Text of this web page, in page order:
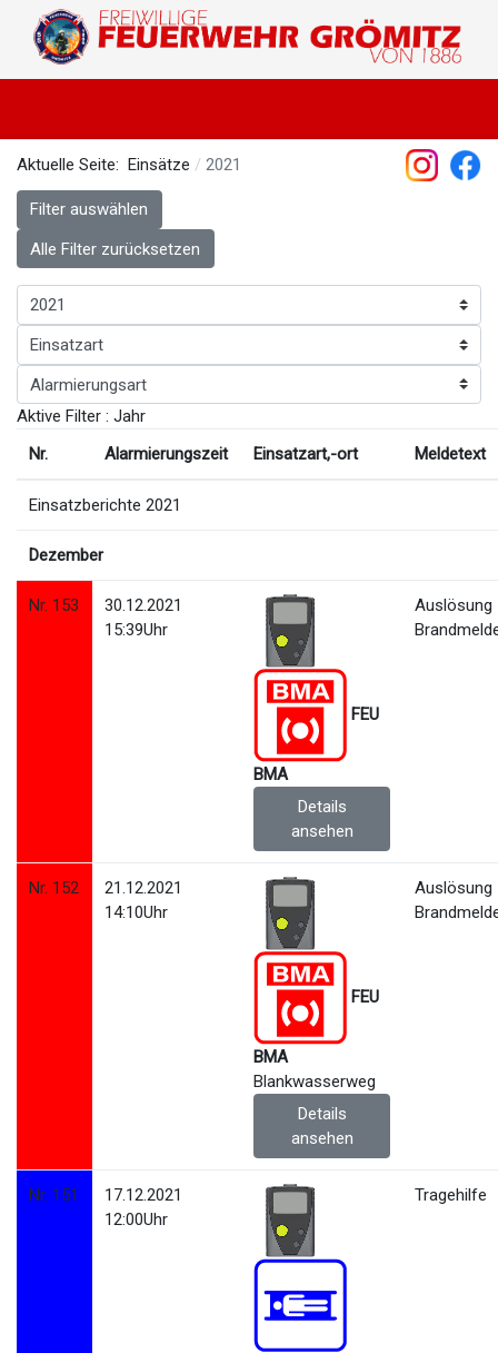
Aktuelle Seite: Einsätze 2021
Filter auswählen
Alle Filter zurücksetzen
Aktive Filter : Jahr
Nr.
Alarmierungszeit Einsatzart,-ort Meldetext
Einsatzberichte 2021
Dezember
Nr. 153
30.12.2021
15:39Uhr
FEU
BMA
Details
ansehen
Auslösung
Nr. 152
21.12.2021
14:10Uhr
FEU
BMA
Blankwasserweg
Details
ansehen
Auslösung
Nr. 151
17.12.2021
12:00Uhr
Tragehilfe